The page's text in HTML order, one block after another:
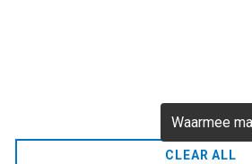
CLEAR ALL